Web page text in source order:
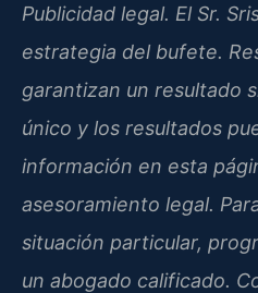
Publicidad legal. El Sr.
estrategia del bufete.
garantizan un resultado
único y los resultados
información en esta
asesoramiento legal.
situación particular,
un abogado calificado.